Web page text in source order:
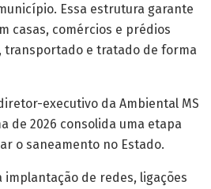
Essa estrutura garante
casas, comércios e prédios
transportado e tratado de forma
executivo da Ambiental MS
de 2026 consolida uma etapa
o saneamento no Estado.
implantação de redes, ligações